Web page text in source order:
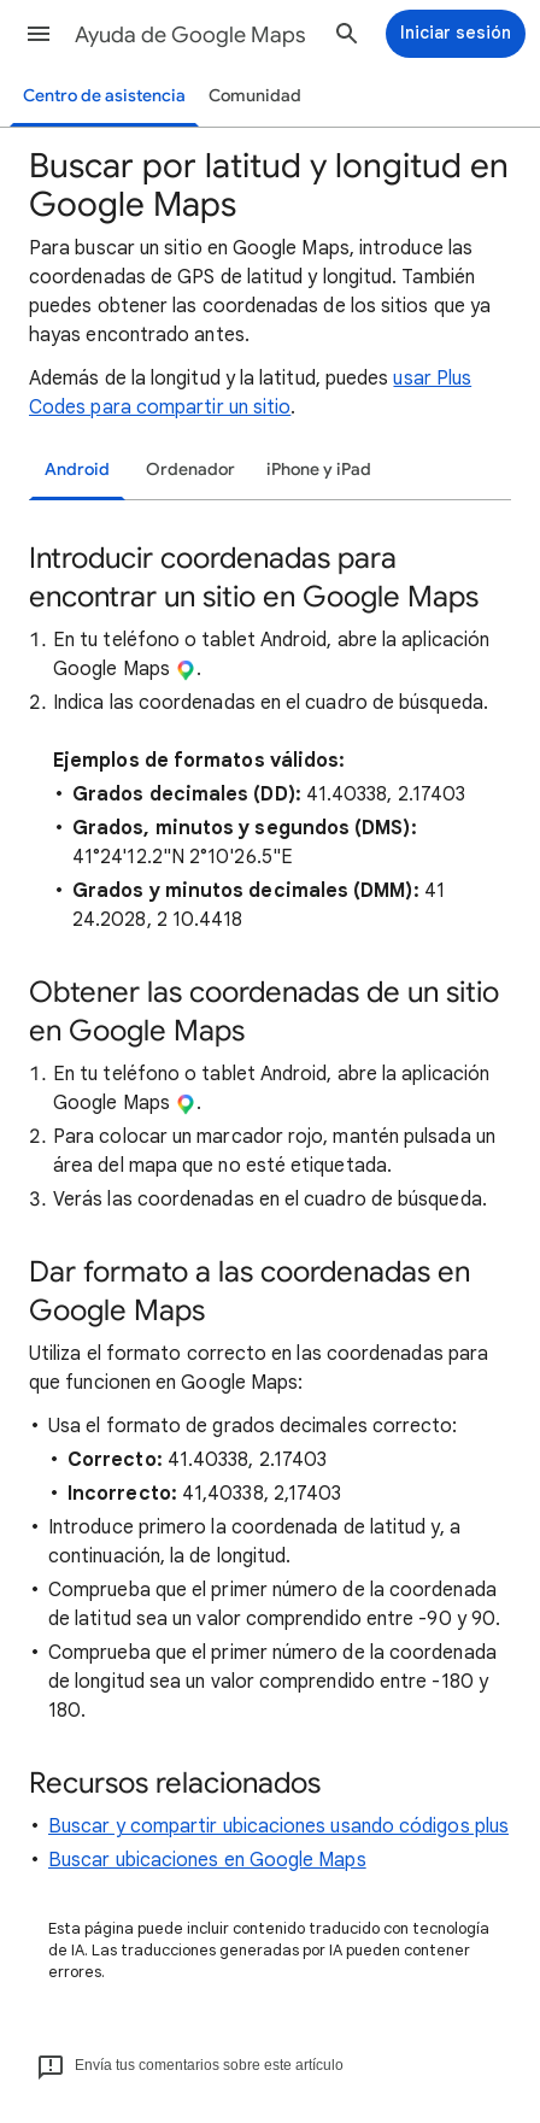
Ayuda de Google Maps Iniciar sesión
Centro de asistencia Comunidad
Buscar por latitud y longitud en
Google Maps
Para buscar un sitio en Google Maps, introduce las
coordenadas de GPS de latitud y longitud. También
puedes obtener las coordenadas de los sitios que ya
hayas encontrado antes.
Además de la longitud y la latitud, puedesusar Plus
Codes para compartir un sitio.
Android Ordenador iPhone y iPad
Introducir coordenadas para
encontrar un sitio en Google Maps
En tu teléfono o tablet Android, abre la aplicación
Google Maps
.
Indica las coordenadas en el cuadro de búsqueda.
Ejemplos de formatos válidos:
Grados decimales (DD): 41.40338, 2.17403
Grados, minutos y segundos (DMS):
41°24'12.2"N 2°10'26.5"E
Grados y minutos decimales (DMM): 41
24.2028, 2 10.4418
Obtener las coordenadas de un sitio
en Google Maps
En tu teléfono o tablet Android, abre la aplicación
Google Maps
.
Para colocar un marcador rojo, mantén pulsada un
área del mapa que no esté etiquetada.
Verás las coordenadas en el cuadro de búsqueda.
Dar formato a las coordenadas en
Google Maps
Utiliza el formato correcto en las coordenadas para
que funcionen en Google Maps:
Usa el formato de grados decimales correcto:
Correcto: 41.40338, 2.17403
Incorrecto: 41,40338, 2,17403
Introduce primero la coordenada de latitud y, a
continuación, la de longitud.
Comprueba que el primer número de la coordenada
de latitud sea un valor comprendido entre -90 y 90.
Comprueba que el primer número de la coordenada
de longitud sea un valor comprendido entre -180 y
180.
Recursos relacionados
Buscar y compartir ubicaciones usando códigos plus
Buscar ubicaciones en Google Maps
Esta página puede incluir contenido traducido con tecnología
de IA. Las traducciones generadas por IA pueden contener
errores.
Envía tus comentarios sobre este artículo